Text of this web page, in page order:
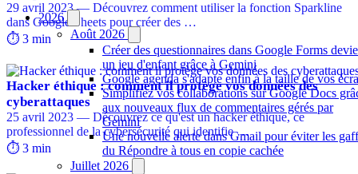
2026
Août 2026
Créer des questionnaires dans Google Forms
un jeu d'enfant grâce à Gemini
Google agenda s'adapte enfin à la taille de vos
Simplifiez vos collaborations sur Google Docs
aux nouveaux flux de commentaires gérés par
Gemini
Une nouvelle alerte dans Gmail pour éviter les
du Répondre à tous en copie cachée
Juillet 2026
29 avril 2023 — Découvrez comment utiliser la fonction Sparkline
dans Google Sheets pour créer des …
⏱️ 3 min
Hacker éthique : comment il protège vos données des
cyberattaques
25 avril 2023 — Découvrez ce qu'est un hacker éthique, ce
professionnel de la cybersécurité qui identifie …
⏱️ 3 min